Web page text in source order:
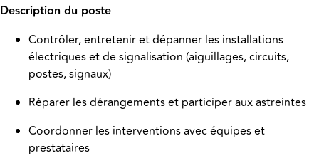
Description du poste
Contrôler, entretenir et dépanner les installations
électriques et de signalisation (aiguillages, circuits,
postes, signaux)
Réparer les dérangements et participer aux astreintes
Coordonner les interventions avec équipes et
prestataires